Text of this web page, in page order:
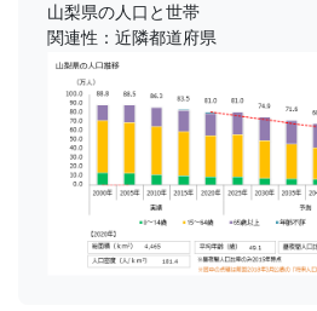
山梨県の人口と世帯
関連性：近隣都道府県